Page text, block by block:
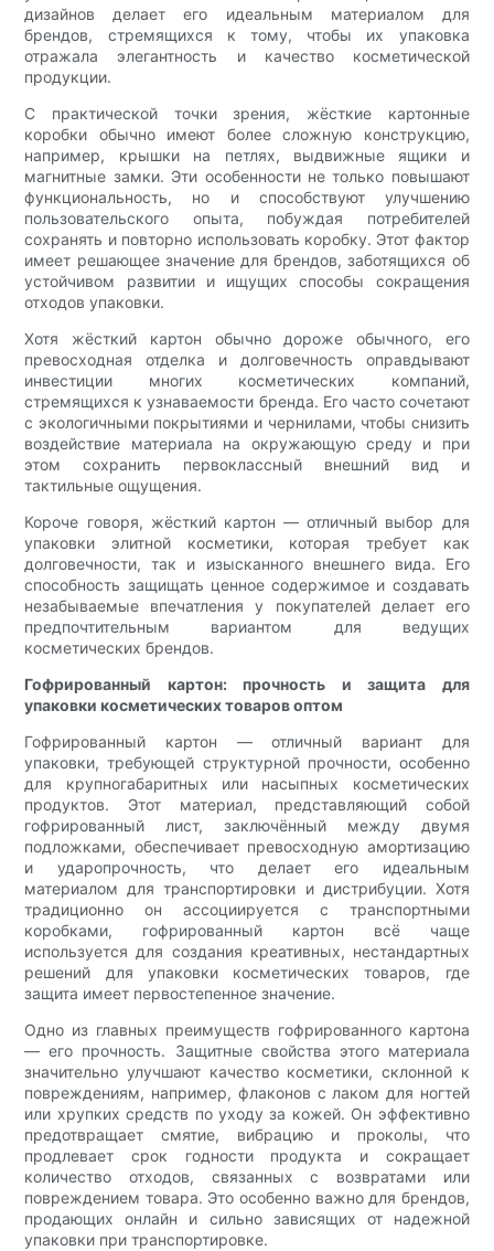
дизайнов делает его идеальным материалом для
брендов, стремящихся к тому, чтобы их упаковка
отражала элегантность и качество косметической
продукции.
С практической точки зрения, жёсткие картонные
коробки обычно имеют более сложную конструкцию,
например, крышки на петлях, выдвижные ящики и
магнитные замки. Эти особенности не только повышают
функциональность, но и способствуют улучшению
пользовательского опыта, побуждая потребителей
сохранять и повторно использовать коробку. Этот фактор
имеет решающее значение для брендов, заботящихся об
устойчивом развитии и ищущих способы сокращения
отходов упаковки.
Хотя жёсткий картон обычно дороже обычного, его
превосходная отделка и долговечность оправдывают
инвестиции многих косметических компаний,
стремящихся к узнаваемости бренда. Его часто сочетают
с экологичными покрытиями и чернилами, чтобы снизить
воздействие материала на окружающую среду и при
этом сохранить первоклассный внешний вид и
тактильные ощущения.
Короче говоря, жёсткий картон — отличный выбор для
упаковки элитной косметики, которая требует как
долговечности, так и изысканного внешнего вида. Его
способность защищать ценное содержимое и создавать
незабываемые впечатления у покупателей делает его
предпочтительным вариантом для ведущих
косметических брендов.
Гофрированный картон: прочность и защита для
упаковки косметических товаров оптом
Гофрированный картон — отличный вариант для
упаковки, требующей структурной прочности, особенно
для крупногабаритных или насыпных косметических
продуктов. Этот материал, представляющий собой
гофрированный лист, заключённый между двумя
подложками, обеспечивает превосходную амортизацию
и ударопрочность, что делает его идеальным
материалом для транспортировки и дистрибуции. Хотя
традиционно он ассоциируется с транспортными
коробками, гофрированный картон всё чаще
используется для создания креативных, нестандартных
решений для упаковки косметических товаров, где
защита имеет первостепенное значение.
Одно из главных преимуществ гофрированного картона
— его прочность. Защитные свойства этого материала
значительно улучшают качество косметики, склонной к
повреждениям, например, флаконов с лаком для ногтей
или хрупких средств по уходу за кожей. Он эффективно
предотвращает смятие, вибрацию и проколы, что
продлевает срок годности продукта и сокращает
количество отходов, связанных с возвратами или
повреждением товара. Это особенно важно для брендов,
продающих онлайн и сильно зависящих от надежной
упаковки при транспортировке.